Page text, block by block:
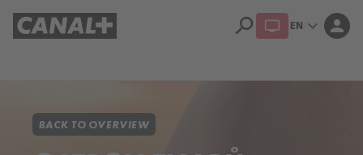
search EN expand_more person
BACK TO OVERVIEW